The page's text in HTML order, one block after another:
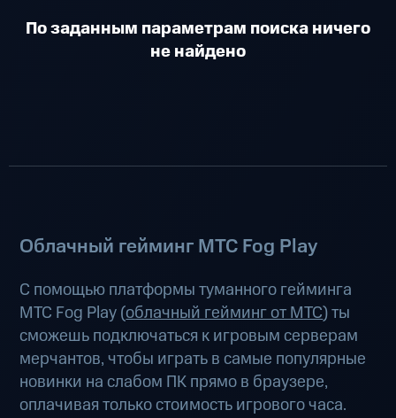
По заданным параметрам поиска ничего
не найдено
Облачный гейминг МТС Fog Play
С помощью платформы туманного гейминга
МТС Fog Play (облачный гейминг от МТС) ты
сможешь подключаться к игровым серверам
мерчантов, чтобы играть в самые популярные
новинки на слабом ПК прямо в браузере,
оплачивая только стоимость игрового часа.